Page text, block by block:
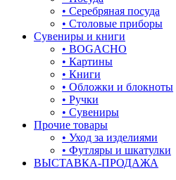
под гравировку
подкова
предметы
прямоугольник
птицы
растительный мир
ремни
• Серебряная посуда
• Столовые приборы
Сувениры и книги
• BOGACHO
• Картины
• Книги
• Обложки и блокноты
• Ручки
• Сувениры
Прочие товары
• Уход за изделиями
• Футляры и шкатулки
ВЫСТАВКА-ПРОДАЖА